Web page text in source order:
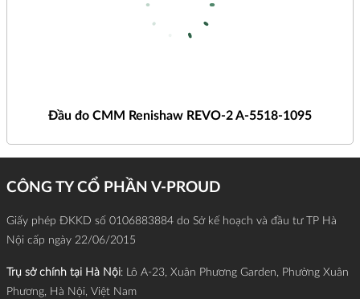
Đầu đo CMM Renishaw REVO-2 A-5518-1095
CÔNG TY CỔ PHẦN V-PROUD
Giấy phép ĐKKD số 0106883884 do Sở kế hoạch và đầu tư TP Hà
Nội cấp ngày 22/06/2015
Trụ sở chính tại Hà Nội: Lô A-23, Xuân Phương Garden, Phường Xuân
Phương, Hà Nội, Việt Nam